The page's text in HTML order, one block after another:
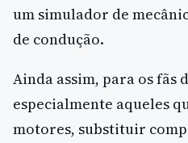
um simulador de
de condução.
Ainda assim, para os fãs
especialmente aqueles
motores, substituir